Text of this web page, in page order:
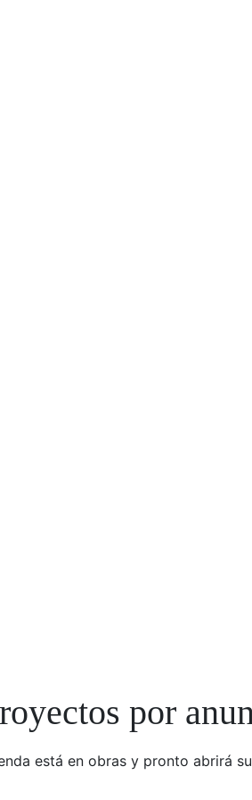
por
está en obras y pronto abrirá